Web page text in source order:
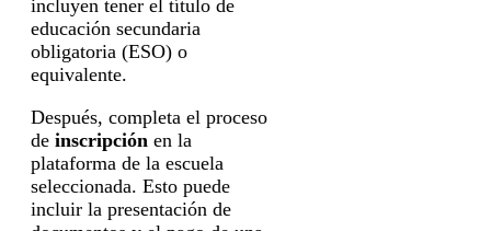
incluyen tener el título de
educación secundaria
obligatoria (ESO) o
equivalente.
Después, completa el proceso
de inscripción en la
plataforma de la escuela
seleccionada. Esto puede
incluir la presentación de